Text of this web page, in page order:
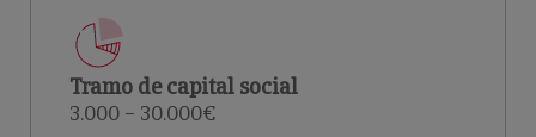
Tramo de capital social
3.000 – 30.000€